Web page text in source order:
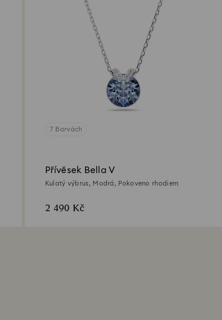
7 Barvách
Přívěsek Bella V
Kulatý výbrus, Modrá, Pokoveno rhodiem
2 490 Kč